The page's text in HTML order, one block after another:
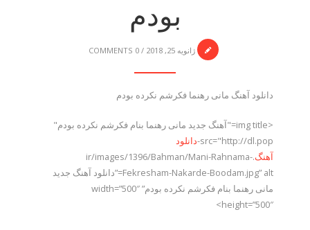
بودم
ژانویه 25, 2018 /
0 COMMENTS
دانلود آهنگ مانی رهنما فکرشم نکرده بودم
<img title="آهنگ جدید مانی رهنما بنام فکرشم نکرده بودم"
src="http://dl.pop- دانلود
آهنگ .ir/images/1396/Bahman/Mani-Rahnama-
Fekresham-Nakarde-Boodam.jpg” alt=”دانلود آهنگ جدید
مانی رهنما بنام فکرشم نکرده بودم” width=”500″
height=”500″>